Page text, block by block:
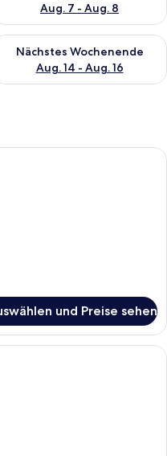
Aug. 7 - Aug. 8
Wochenende, Aug. 7
Nächstes Wochenende
Aug. 14 - Aug. 16
die Verfügbarkeit
Hotelzimmer mit einem großen
und Preise sehen
ordentlich eingerichtetes